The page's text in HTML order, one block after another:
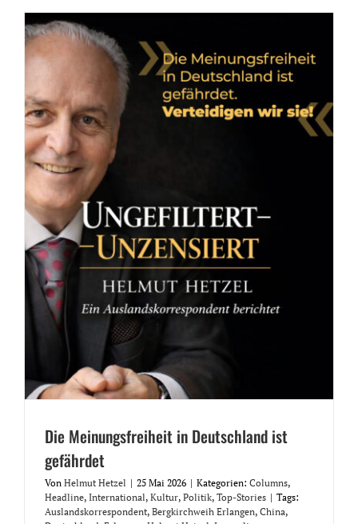
Die Meinungsfreiheit in Deutschland ist
gefährdet
Von Helmut Hetzel | 25 Mai 2026 | Kategorien: Columns,
Headline, International, Kultur, Politik, Top-Stories | Tags:
Auslandskorrespondent, Bergkirchweih Erlangen, China,